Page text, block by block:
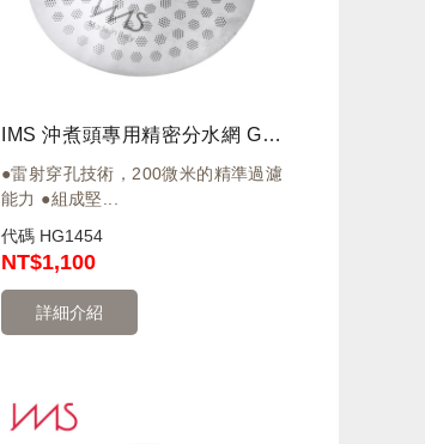
IMS 沖煮頭專用精密分水網 GA200IM
●雷射穿孔技術，200微米的精準過濾
能力 ●組成堅...
代碼 HG1454
NT$1,100
詳細介紹